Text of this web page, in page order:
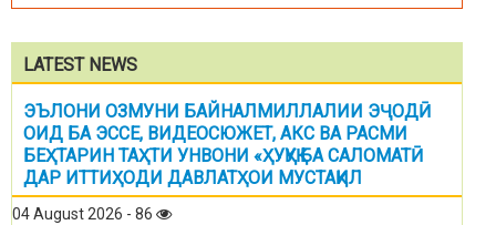
LATEST NEWS
ЭЪЛОНИ ОЗМУНИ БАЙНАЛМИЛЛАЛИИ ЭҶОДӢ
ОИД БА ЭССЕ, ВИДЕОСЮЖЕТ, АКС ВА РАСМИ
БЕҲТАРИН ТАҲТИ УНВОНИ «ҲУҚУҚ БА САЛОМАТӢ
ДАР ИТТИҲОДИ ДАВЛАТҲОИ МУСТАҚИЛ
04 August 2026 - 86